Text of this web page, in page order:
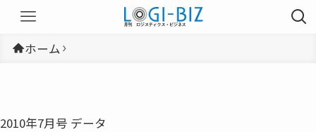
ホーム
2010年7月号 データ